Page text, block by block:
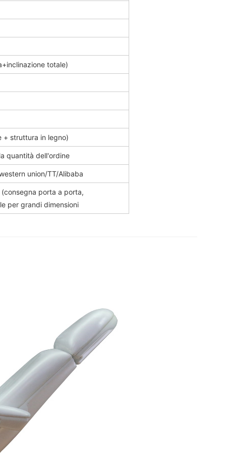
totale)
struttura in legno)
quantità dell'ordine
union/TT/Alibaba
(consegna porta a porta,
per grandi dimensioni